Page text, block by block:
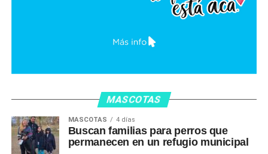
MASCOTAS
MASCOTAS 4 días
Buscan familias para perros que
permanecen en un refugio municipal